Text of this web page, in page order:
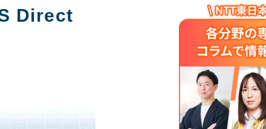
Direct